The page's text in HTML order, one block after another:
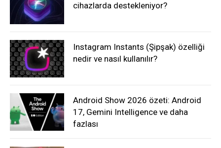
cihazlarda destekleniyor?
Instagram Instants (Şipşak) özelliği
nedir ve nasıl kullanılır?
Android Show 2026 özeti: Android
17, Gemini Intelligence ve daha
fazlası